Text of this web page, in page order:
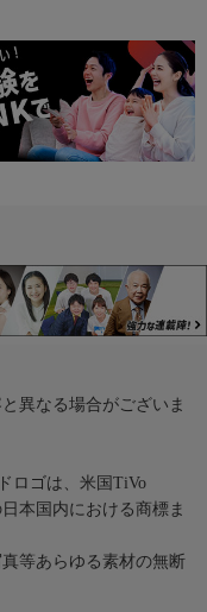
異なる場合がございま
ロゴは、米国TiVo
本国内における商標ま
等あらゆる素材の無断